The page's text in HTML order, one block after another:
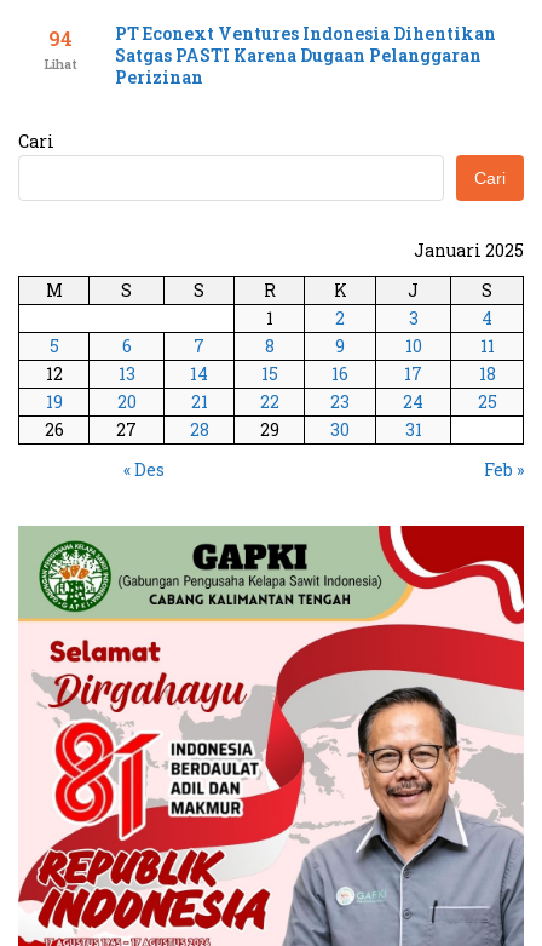
94
Lihat
PT Econext Ventures Indonesia Dihentikan
Satgas PASTI Karena Dugaan Pelanggaran
Perizinan
Cari
Cari
Januari 2025
M
S S R K J
S
1
2 3
4
5
6 7 8 9 10
11
12
13 14 15 16 17
18
19
20 21 22 23 24
25
26
27 28 29 30
31
« Des
Feb »